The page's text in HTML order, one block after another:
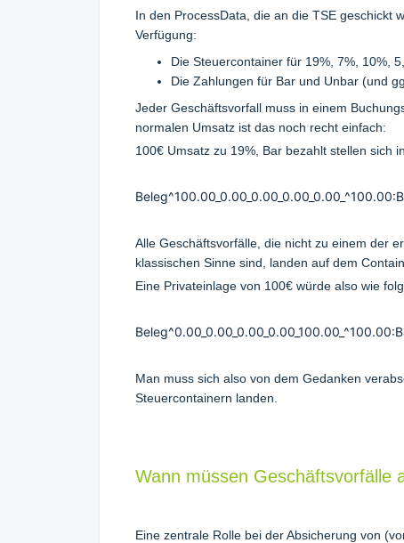
In den ProcessData, die an die TSE geschickt
Verfügung:
Die Steuercontainer für 19%, 7%, 10%,
Die Zahlungen für Bar und Unbar (und
Jeder Geschäftsvorfall muss in einem
normalen Umsatz ist das noch recht einfach:
100€ Umsatz zu 19%, Bar bezahlt stellen sich
Alle Geschäftsvorfälle, die nicht zu einem der
klassischen Sinne sind, landen auf dem
Eine Privateinlage von 100€ würde also wie
Man muss sich also von dem Gedanken
Steuercontainern landen.
Wann müssen Geschäftsvorfälle
Eine zentrale Rolle bei der Absicherung von